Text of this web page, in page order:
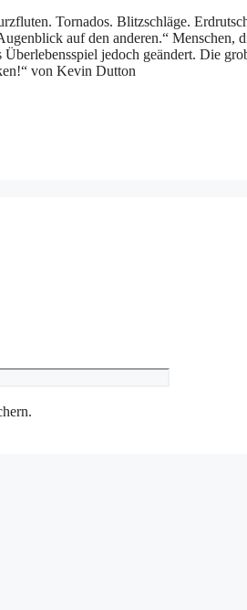
Tornados. Blitzschläge.
auf den anderen.“ Menschen,
jedoch geändert. Die
von Kevin Dutton